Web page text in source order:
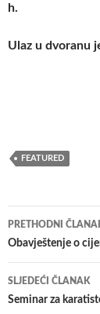
h.
Ulaz u dvoranu
FEATURED
članaka
PRETHODNI
Obavještenje o
SLJEDEĆI ČLANAK
Seminar za